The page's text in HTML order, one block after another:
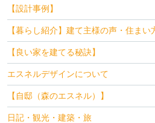
【設計事例】
【暮らし紹介】建て主様の声・住まい
【良い家を建てる秘訣】
エスネルデザインについて
【自邸（森のエスネル）】
日記・観光・建築・旅